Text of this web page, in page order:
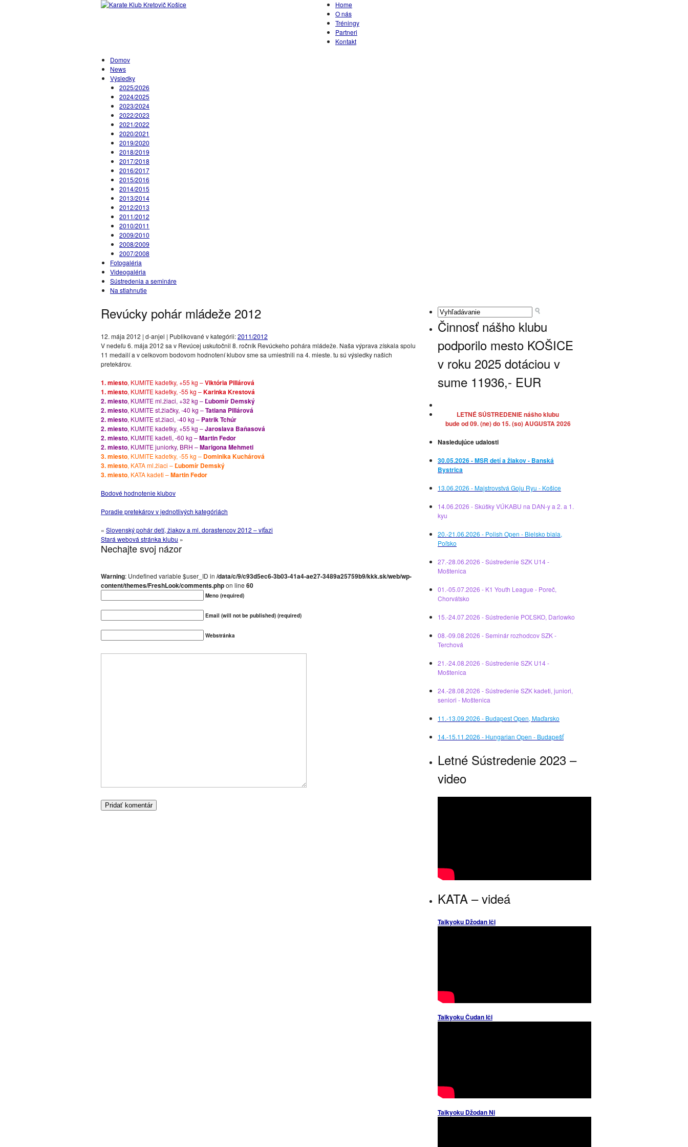
Home
O nás
Tréningy
Partneri
Kontakt
Domov
News
Výsledky
2025/2026
2024/2025
2023/2024
2022/2023
2021/2022
2020/2021
2019/2020
2018/2019
2017/2018
2016/2017
2015/2016
2014/2015
2013/2014
2012/2013
2011/2012
2010/2011
2009/2010
2008/2009
2007/2008
Fotogaléria
Videogaléria
Sústredenia a semináre
Na stiahnutie
Revúcky pohár mládeže 2012
12. mája 2012 | d-anjel | Publikované v kategórii:2011/2012
V nedeľu 6. mája 2012 sa v Revúcej uskutočnil 8. ročník Revúckeho pohára mládeže. Naša výprava získala spolu
11 medailí a v celkovom bodovom hodnotení klubov sme sa umiestnili na 4. mieste. tu sú výsledky našich
pretekárov.
1. miesto, KUMITE kadetky, +55 kg –Viktória Pillárová
1. miesto, KUMITE kadetky, -55 kg –Karinka Krestová
2. miesto, KUMITE ml.žiaci, +32 kg – Ľubomír Demský
2. miesto, KUMITE st.žiačky, -40 kg –Tatiana Pillárová
2. miesto, KUMITE st.žiaci, -40 kg – Patrik Tchúr
2. miesto, KUMITE kadetky, +55 kg –Jaroslava Baňasová
2. miesto, KUMITE kadeti, -60 kg –Martin Fedor
2. miesto, KUMITE juniorky, BRH –Marigona Mehmeti
3. miesto, KUMITE kadetky, -55 kg – Dominika Kuchárová
3. miesto, KATA ml.žiaci – Ľubomír Demský
3. miesto, KATA kadeti –Martin Fedor
Bodové hodnotenie klubov
Poradie pretekárov v jednotlivých kategóriách
« Slovenský pohár detí, žiakov a ml. dorastencov 2012 – víťazi
Stará webová stránka klubu »
Nechajte svoj názor
Warning: Undefined variable $user_ID in /data/c/9/c93d5ec6-3b03-41a4-ae27-3489a25759b9/kkk.sk/web/wp-
content/themes/FreshLook/comments.phpon line 60
Meno (required)
Email (will not be published) (required)
Webstránka
Činnosť nášho klubu
podporilo mesto KOŠICE
v roku 2025 dotáciou v
sume 11936,- EUR
LETNÉ SÚSTREDENIE nášho klubu
bude od 09. (ne) do 15. (so) AUGUSTA 2026
Nasledujúce udalosti
30.05.2026 - MSR detí a žiakov - Banská
Bystrica
13.06.2026 - Majstrovstvá Goju Ryu - Košice
14.06.2026 - Skúšky VÚKABU na DAN-y a 2. a 1.
kyu
20.-21.06.2026 - Polish Open - Bielsko biala,
Poľsko
27.-28.06.2026 - Sústredenie SZK U14 -
Moštenica
01.-05.07.2026 - K1 Youth League - Poreč,
Chorvátsko
15.-24.07.2026 - Sústredenie POĽSKO, Darlowko
08.-09.08.2026 - Seminár rozhodcov SZK -
Terchová
21.-24.08.2026 - Sústredenie SZK U14 -
Moštenica
24.-28.08.2026 - Sústredenie SZK kadeti, juniori,
seniori - Moštenica
11.-13.09.2026 - Budapest Open, Maďarsko
14.-15.11.2026 - Hungarian Open - Budapešť
Letné Sústredenie 2023 –
video
KATA – videá
Taikyoku Džodan Iči
Taikyoku Čudan Iči
Taikyoku Džodan Ni